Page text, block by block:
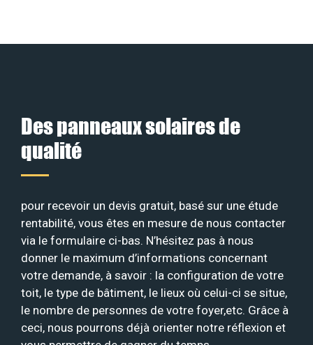
Des panneaux solaires de
qualité
pour recevoir un devis gratuit, basé sur une étude
rentabilité, vous êtes en mesure de nous contacter
via le formulaire ci-bas. N’hésitez pas à nous
donner le maximum d’informations concernant
votre demande, à savoir : la configuration de votre
toit, le type de bâtiment, le lieux où celui-ci se situe,
le nombre de personnes de votre foyer,etc. Grâce à
ceci, nous pourrons déjà orienter notre réflexion et